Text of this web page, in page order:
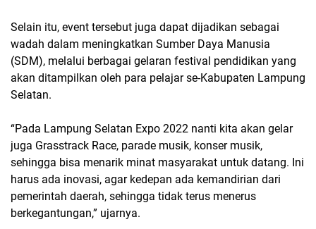
Selain itu, event tersebut juga dapat dijadikan sebagai
wadah dalam meningkatkan Sumber Daya Manusia
(SDM), melalui berbagai gelaran festival pendidikan yang
akan ditampilkan oleh para pelajar se-Kabupaten Lampung
Selatan.
“Pada Lampung Selatan Expo 2022 nanti kita akan gelar
juga Grasstrack Race, parade musik, konser musik,
sehingga bisa menarik minat masyarakat untuk datang. Ini
harus ada inovasi, agar kedepan ada kemandirian dari
pemerintah daerah, sehingga tidak terus menerus
berkegantungan,” ujarnya.